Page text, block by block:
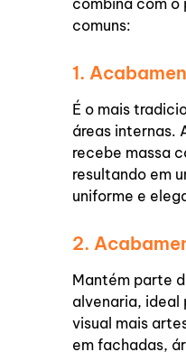
comuns:
1.
É o mais
áreas internas.
recebe massa
resultando em
uniforme e
2.
Mantém parte
alvenaria, ideal
visual mais
em fachadas,